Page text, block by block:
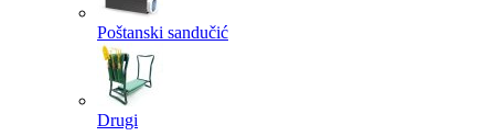
Poštanski sandučić
Drugi